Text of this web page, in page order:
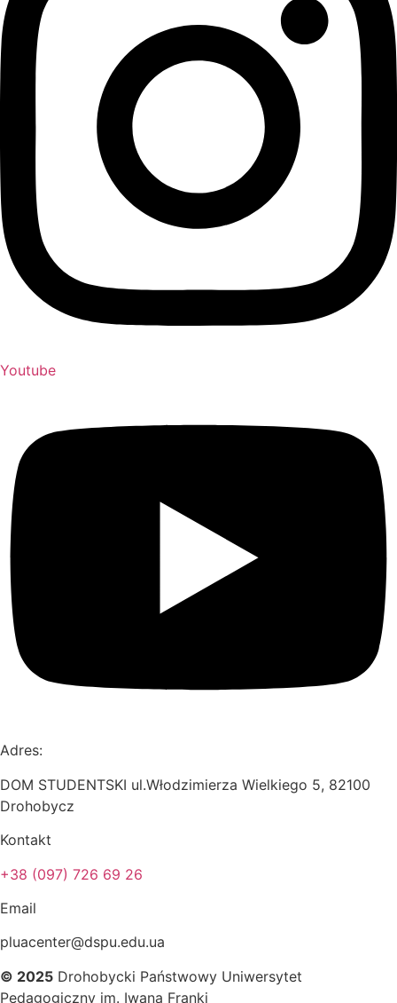
Youtube
Adres:
DOM STUDENTSKI ul.Włodzimierza Wielkiego 5, 82100
Drohobycz
Kontakt
+38 (097) 726 69 26
Email
pluacenter@dspu.edu.ua
© 2025 Drohobycki Państwowy Uniwersytet
Pedagogiczny im. Iwana Franki